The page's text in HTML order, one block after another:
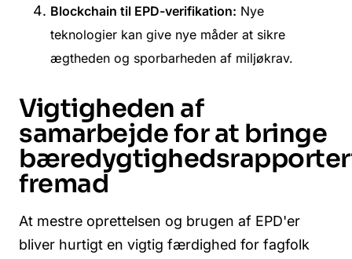
Blockchain til EPD-verifikation: Nye
teknologier kan give nye måder at sikre
ægtheden og sporbarheden af miljøkrav.
Vigtigheden af
samarbejde for at bringe
fremad
At mestre oprettelsen og brugen af EPD'er
bliver hurtigt en vigtig færdighed for fagfolk